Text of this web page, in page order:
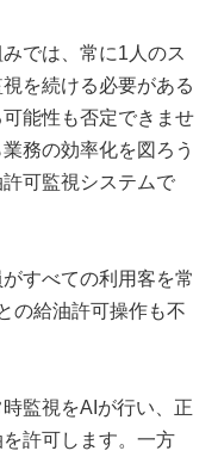
では、常に1人のス
を続ける必要がある
能性も否定できませ
務の効率化を図ろう
可監視システムで
すべての利用客を常
の給油許可操作も不
監視をAIが行い、正
許可します。一方